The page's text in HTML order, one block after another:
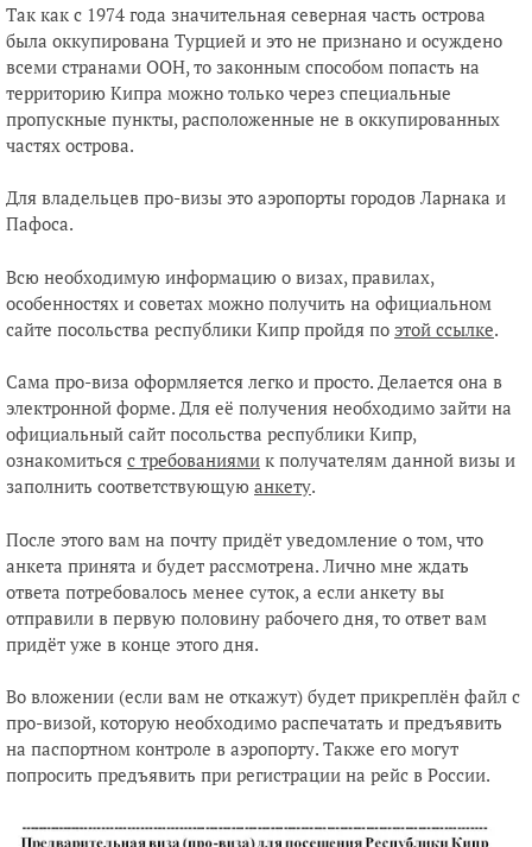
Так как с 1974 года значительная северная часть острова
была оккупирована Турцией и это не признано и осуждено
всеми странами ООН, то законным способом попасть на
территорию Кипра можно только через специальные
пропускные пункты, расположенные не в оккупированных
частях острова.
Для владельцев про-визы это аэропорты городов Ларнака и
Пафоса.
Всю необходимую информацию о визах, правилах,
особенностях и советах можно получить на официальном
сайте посольства республики Кипр пройдя по этой ссылке.
Сама про-виза оформляется легко и просто. Делается она в
электронной форме. Для её получения необходимо зайти на
официальный сайт посольства республики Кипр,
ознакомиться с требованиями к получателям данной визы и
заполнить соответствующую анкету.
После этого вам на почту придёт уведомление о том, что
анкета принята и будет рассмотрена. Лично мне ждать
ответа потребовалось менее суток, а если анкету вы
отправили в первую половину рабочего дня, то ответ вам
придёт уже в конце этого дня.
Во вложении (если вам не откажут) будет прикреплён файл с
про-визой, которую необходимо распечатать и предъявить
на паспортном контроле в аэропорту. Также его могут
попросить предъявить при регистрации на рейс в России.